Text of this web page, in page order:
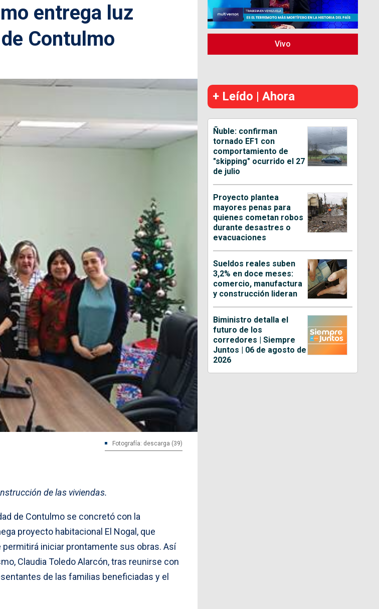
entrega luz
Contulmo
Fotografía: descarga (39)
de las viviendas.
de Contulmo se concretó con la
proyecto habitacional El Nogal, que
permitirá iniciar prontamente sus obras. Así
Claudia Toledo Alarcón, tras reunirse con
de las familias beneficiadas y el
Vivo
+ Leído | Ahora
Ñuble: confirman
tornado EF1 con
comportamiento de
"skipping" ocurrido el 27
de julio
Proyecto plantea
mayores penas para
quienes cometan robos
durante desastres o
evacuaciones
Sueldos reales suben
3,2% en doce meses:
comercio, manufactura
y construcción lideran
Biministro detalla el
futuro de los
corredores | Siempre
Juntos | 06 de agosto de
2026